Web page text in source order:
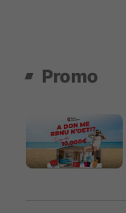
Promo